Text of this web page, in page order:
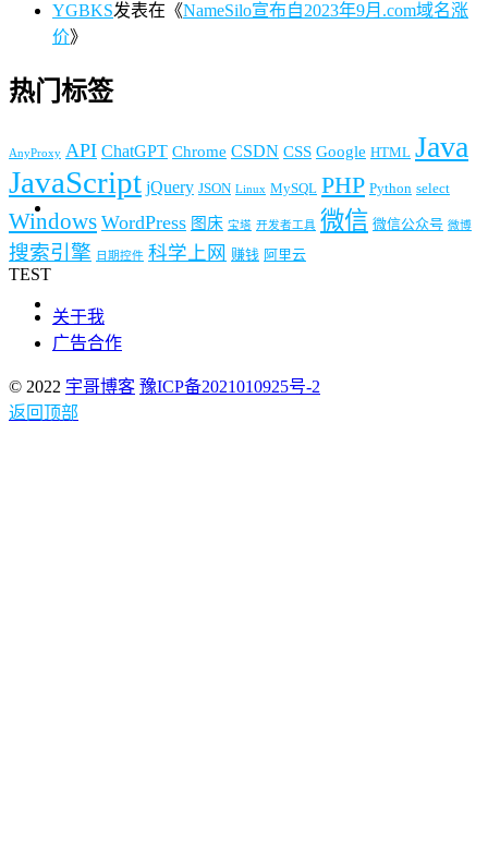
YGBKS发表在《NameSilo宣布自2023年9月.com域名涨
价》
热门标签
AnyProxy API ChatGPT Chrome CSDN CSS Google HTML Java
JavaScript jQuery JSON Linux MySQL PHP Python select
Windows WordPress 图床 宝塔 开发者工具 微信 微信公众号 微博
搜索引擎 日期控件 科学上网 赚钱 阿里云
TEST
关于我
广告合作
© 2022 宇哥博客 豫ICP备2021010925号-2
返回顶部